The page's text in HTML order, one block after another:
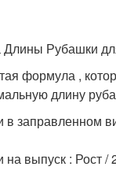
Длины Рубашки
формула ,
длину
в заправленном
на выпуск : Рост /